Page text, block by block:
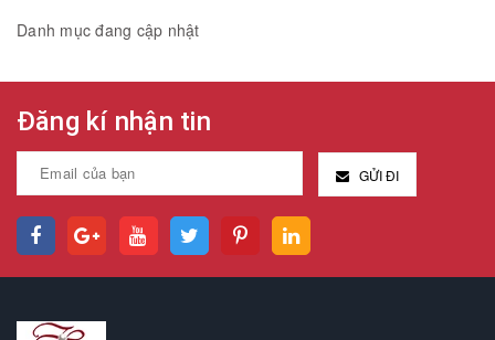
Danh mục đang cập nhật
Đăng kí nhận tin
GỬI ĐI